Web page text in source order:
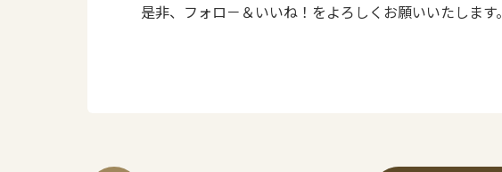
是非、フォロ－＆いいね！をよろしくお願いいたします。